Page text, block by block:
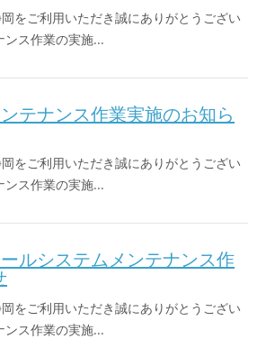
をご利用いただき誠にありがとうござい
ンス作業の実施...
テナンス作業実施のお知ら
をご利用いただき誠にありがとうござい
ンス作業の実施...
ルシステムメンテナンス作
をご利用いただき誠にありがとうござい
ンス作業の実施...